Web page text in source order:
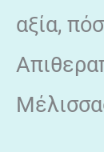
αξία,